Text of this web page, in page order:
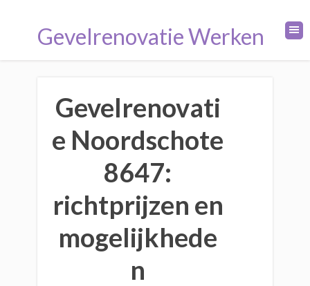
Gevelrenovatie Werken
Gevelrenovati
e Noordschote
8647:
richtprijzen en
mogelijkhede
n